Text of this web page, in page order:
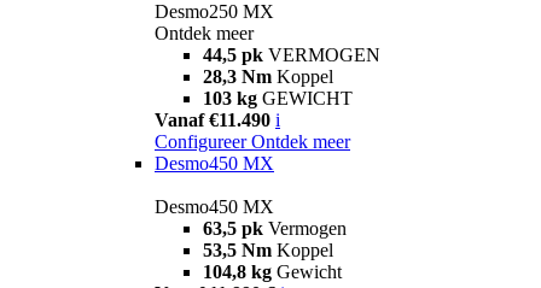
Desmo250 MX
Ontdek meer
44,5 pk VERMOGEN
28,3 Nm Koppel
103 kg GEWICHT
Vanaf €11.490 i
Configureer Ontdek meer
Desmo450 MX
Desmo450 MX
63,5 pk Vermogen
53,5 Nm Koppel
104,8 kg Gewicht